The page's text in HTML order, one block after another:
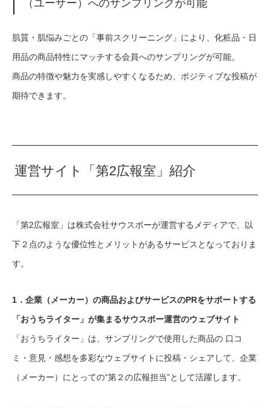
（ユーザー）へのサンプリングが可能
肌質・肌悩みごとの「事前スクリーニング」により、化粧品・日
用品の商品特性にマッチする会員へのサンプリングが可能。
商品の特徴や魅力を実感しやすくなるため、ポジティブな投稿が
期待できます。
運営サイト「第2広報室」紹介
「第2広報室」は株式会社サウスポーが運営するメディアで、以
下２点のような優位性とメリットがあるサービスとなっておりま
す。
1．企業（メーカー）の商品およびサービスのPRをサポートする
「おうちライター」が集まるサウスポー運営のウェブサイト
「おうちライター」は、サンプリングで使用した商品の 口コ
ミ・意見・感想を多彩なウェブサイトに投稿・シェアして、企業
（メーカー）にとっての“第２の広報担当”として活躍します。